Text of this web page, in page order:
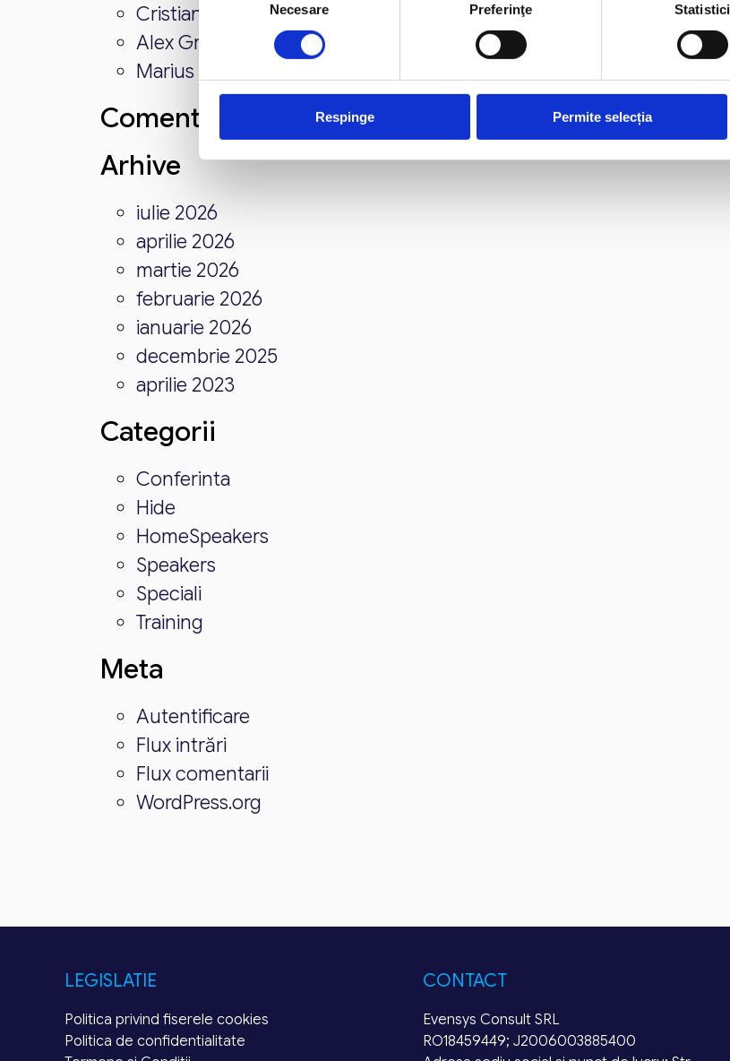
consimțământului
Necesare Preferinţe Statistici
Respinge Permite selecția
Cristian Manafu
Alex Grecu
Marius Marin
Comentarii recente
Arhive
iulie 2026
aprilie 2026
martie 2026
februarie 2026
ianuarie 2026
decembrie 2025
aprilie 2023
Categorii
Conferinta
Hide
HomeSpeakers
Speakers
Speciali
Training
Meta
Autentificare
Flux intrări
Flux comentarii
WordPress.org
LEGISLATIE
Politica privind fiserele cookies
Politica de confidentialitate
CONTACT
Evensys Consult SRL
RO18459449; J2006003885400